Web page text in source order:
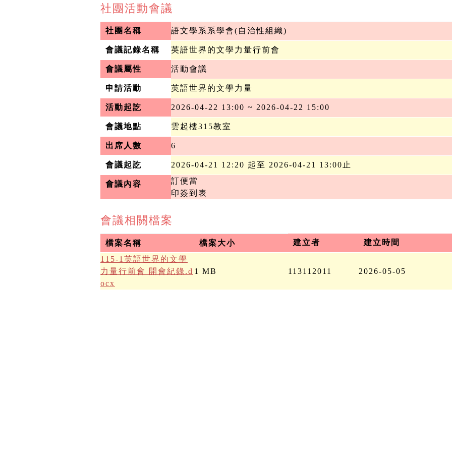
社團活動會議
社團名稱 語文學系系學會(自治性組織)
會議記錄名稱 英語世界的文學力量行前會
會議屬性 活動會議
申請活動 英語世界的文學力量
活動起訖 2026-04-22 13:00 ~ 2026-04-22 15:00
會議地點 雲起樓315教室
出席人數 6
會議起訖 2026-04-21 12:20 起至 2026-04-21 13:00止
會議內容
訂便當
印簽到表
會議相關檔案
檔案名稱 檔案大小 建立者
建立時間
115-1英語世界的文學
力量行前會 開會紀錄.d
ocx
1 MB 113112011 2026-05-05